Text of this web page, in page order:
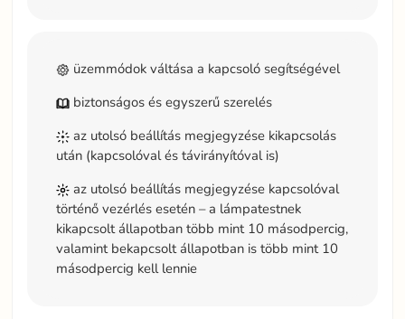
üzemmódok váltása a kapcsoló segítségével
biztonságos és egyszerű szerelés
az utolsó beállítás megjegyzése kikapcsolás
után (kapcsolóval és távirányítóval is)
az utolsó beállítás megjegyzése kapcsolóval
történő vezérlés esetén – a lámpatestnek
kikapcsolt állapotban több mint 10 másodpercig,
valamint bekapcsolt állapotban is több mint 10
másodpercig kell lennie